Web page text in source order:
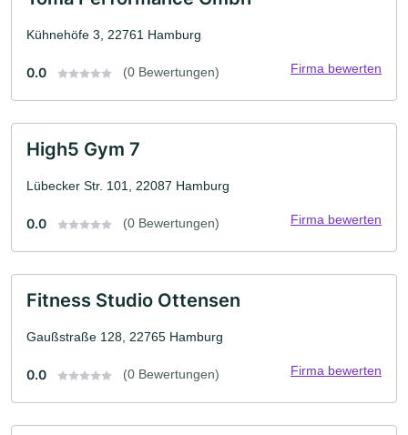
Kühnehöfe 3, 22761 Hamburg
0.0 (0 Bewertungen) Firma bewerten
High5 Gym 7
Lübecker Str. 101, 22087 Hamburg
0.0 (0 Bewertungen) Firma bewerten
Fitness Studio Ottensen
Gaußstraße 128, 22765 Hamburg
0.0 (0 Bewertungen) Firma bewerten